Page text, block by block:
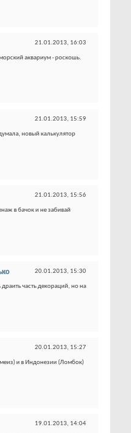
21.01.2013, 16:03
аквариум - роскошь.
21.01.2013, 15:59
новый калькулятор
21.01.2013, 15:56
в бачок и не забивай
20.01.2013, 15:30
часть декораций, но на
20.01.2013, 15:27
и в Индонезии (Ломбок)
19.01.2013, 14:04